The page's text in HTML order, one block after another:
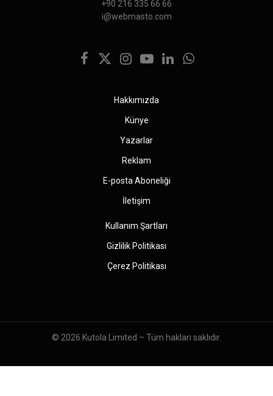
+90 216 335 66 66
i@webmasto.com
Facebook
X
Instagram
YouTubeLinkedInWhatsApp
Hakkımızda
Künye
Yazarlar
Reklam
E-posta Aboneliği
İletişim
Kullanım Şartları
Gizlilik Politikası
Çerez Politikası
© 2026 Kutola Limited – Tüm hakları saklıdır.